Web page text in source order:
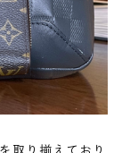
取り揃えており